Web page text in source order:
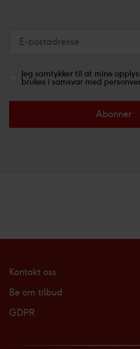
E-postadresse
Jeg samtykker til at mine
brukes i samsvar med
Abonner
Kontakt oss
Be om tilbud
GDPR